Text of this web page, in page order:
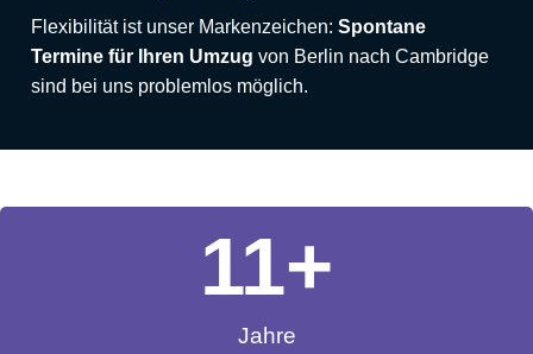
Flexibilität ist unser Markenzeichen: Spontane
Termine für Ihren Umzug von Berlin nach Cambridge
sind bei uns problemlos möglich.
Jahre
11+